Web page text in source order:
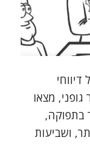
מצאו
בתפוקה,
ושביעות